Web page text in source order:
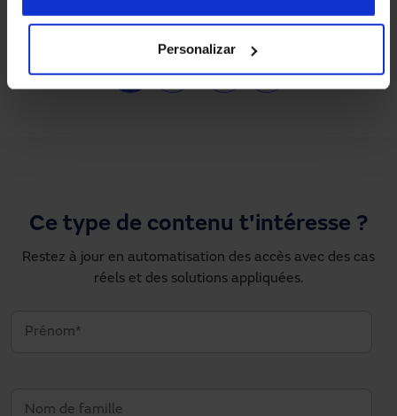
Personalizar
Page courante
1
Page
2
…
Next page
›
Dernière page
»
Ce type de contenu t'intéresse ?
Restez à jour en automatisation des accès avec des cas
réels et des solutions appliquées.